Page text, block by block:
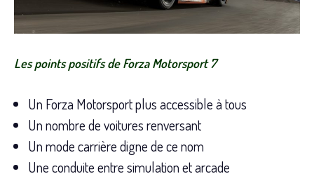
Les points positifs de Forza Motorsport 7
Un Forza Motorsport plus accessible à tous
Un nombre de voitures renversant
Un mode carrière digne de ce nom
Une conduite entre simulation et arcade